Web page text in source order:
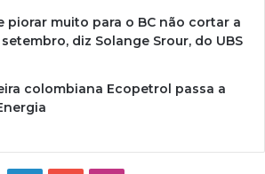
piorar muito para o BC não cortar a
diz Solange Srour, do UBS
colombiana Ecopetrol passa a